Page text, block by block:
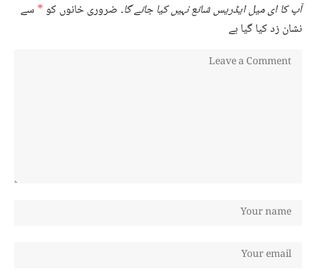
آپ کا ای میل ایڈریس شائع نہیں کیا جائے گا۔ضروری خانوں کو* سے
نشان زد کیا گیا ہے